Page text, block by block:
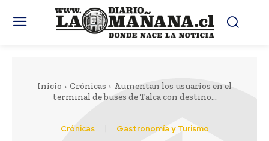
Inicio Crónicas
Aumentan los usuarios en el
terminal de buses de Talca con destino...
Crónicas Gastronomía y Turismo